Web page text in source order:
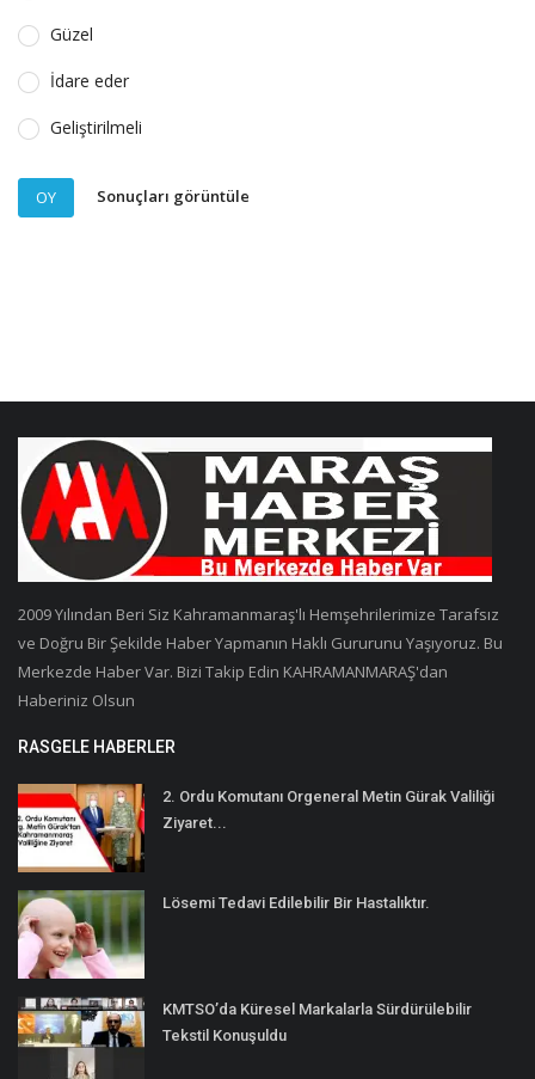
Güzel
İdare eder
Geliştirilmeli
OY Sonuçları görüntüle
2009 Yılından Beri Siz Kahramanmaraş'lı Hemşehrilerimize Tarafsız
ve Doğru Bir Şekilde Haber Yapmanın Haklı Gururunu Yaşıyoruz. Bu
Merkezde Haber Var. Bizi Takip Edin KAHRAMANMARAŞ'dan
Haberiniz Olsun
RASGELE HABERLER
2. Ordu Komutanı Orgeneral Metin Gürak Valiliği
Ziyaret...
Lösemi Tedavi Edilebilir Bir Hastalıktır.
KMTSO’da Küresel Markalarla Sürdürülebilir
Tekstil Konuşuldu